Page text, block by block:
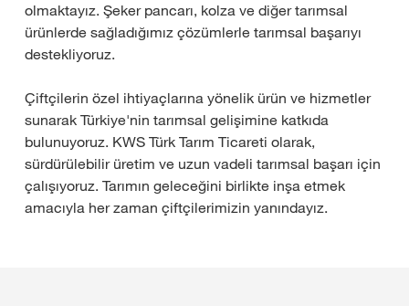
olmaktayız. Şeker pancarı, kolza ve diğer tarımsal
ürünlerde sağladığımız çözümlerle tarımsal başarıyı
destekliyoruz.
Çiftçilerin özel ihtiyaçlarına yönelik ürün ve hizmetler
sunarak Türkiye'nin tarımsal gelişimine katkıda
bulunuyoruz. KWS Türk Tarım Ticareti olarak,
sürdürülebilir üretim ve uzun vadeli tarımsal başarı için
çalışıyoruz. Tarımın geleceğini birlikte inşa etmek
amacıyla her zaman çiftçilerimizin yanındayız.